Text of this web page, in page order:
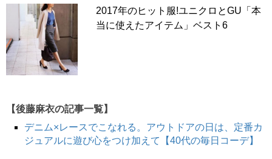
2017年のヒット服!ユニクロとGU「本
当に使えたアイテム」ベスト6
【後藤麻衣の記事一覧】
デニム×レースでこなれる。アウトドアの日は、定番カ
ジュアルに遊び心をつけ加えて【40代の毎日コーデ】